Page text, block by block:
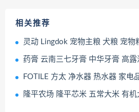
相关推荐
灵动 Lingdok 宠物主粮 犬粮 宠物
药膏 云南三七牙膏 中华牙膏 高露洁 佳
FOTILE 方太 净水器 热水器 家电
隆平农场 隆平芯米 五常大米 有机